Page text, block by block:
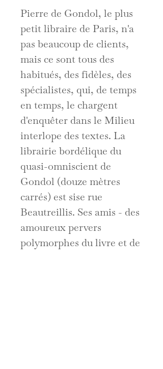
Pierre de Gondol, le plus
petit libraire de Paris, n'a
pas beaucoup de clients,
mais ce sont tous des
habitués, des fidèles, des
spécialistes, qui, de temps
en temps, le chargent
d'enquêter dans le Milieu
interlope des textes. La
librairie bordélique du
quasi-omniscient de
Gondol (douze mètres
carrés) est sise rue
Beautreillis. Ses amis - des
amoureux pervers
polymorphes du livre et de